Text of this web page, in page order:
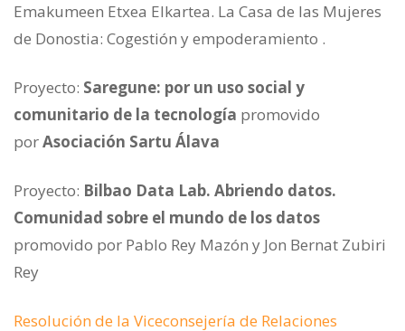
Emakumeen Etxea Elkartea. La Casa de las Mujeres
de Donostia: Cogestión y empoderamiento .
Proyecto: Saregune: por un uso social y
comunitario de la tecnología promovido
porAsociación Sartu Álava
Proyecto: Bilbao Data Lab. Abriendo datos.
Comunidad sobre el mundo de los datos
promovido por Pablo Rey Mazón y Jon Bernat Zubiri
Rey
Resolución de la Viceconsejería de Relaciones